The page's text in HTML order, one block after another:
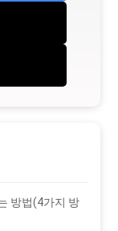
방법(4가지 방